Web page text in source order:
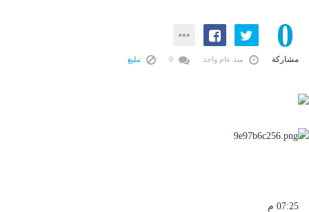
0
مشاركة منذ عام واحد تبليغ
07:25 م